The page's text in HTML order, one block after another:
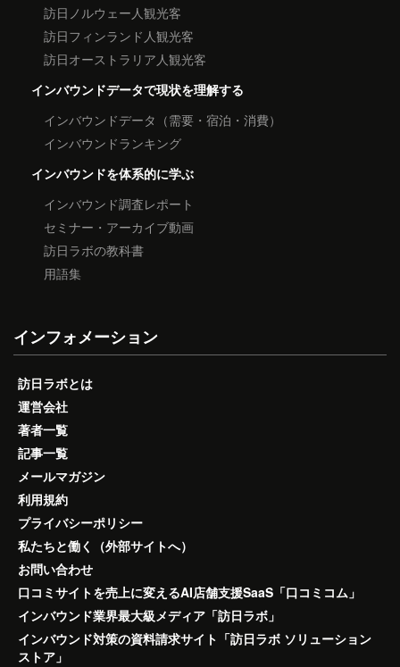
訪日ノルウェー人観光客
訪日フィンランド人観光客
訪日オーストラリア人観光客
インバウンドデータで現状を理解する
インバウンドデータ（需要・宿泊・消費）
インバウンドランキング
インバウンドを体系的に学ぶ
インバウンド調査レポート
セミナー・アーカイブ動画
訪日ラボの教科書
用語集
インフォメーション
訪日ラボとは
運営会社
著者一覧
記事一覧
メールマガジン
利用規約
プライバシーポリシー
私たちと働く（外部サイトへ）
お問い合わせ
口コミサイトを売上に変えるAI店舗支援SaaS「口コミコム」
インバウンド業界最大級メディア「訪日ラボ」
インバウンド対策の資料請求サイト「訪日ラボ ソリューション
ストア」